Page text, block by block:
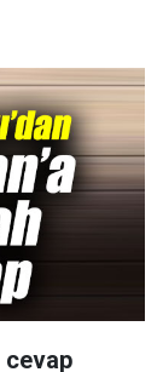
cevap